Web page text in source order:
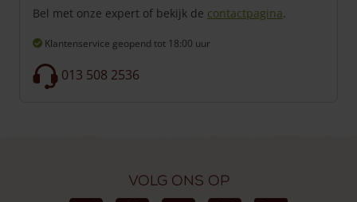
Bel met onze expert of bekijk de contactpagina.
Klantenservice geopend tot 18:00 uur
013 508 2536
Volg ons op